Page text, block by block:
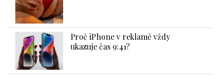
Proč iPhone v reklamě vždy
ukazuje čas 9:41?